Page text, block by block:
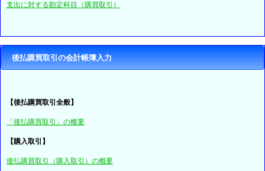
支出に対する勘定科目（購買取引）
後払購買取引の会計帳簿入力
【後払購買取引全般】
「後払購買取引」の概要
【購入取引】
後払購買取引（購入取引）の概要